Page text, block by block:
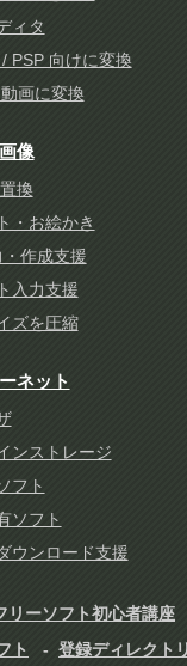
ィタ
PSP 向けに変換
画に変換
像
換
・お絵かき
・作成支援
入力支援
ズを圧縮
ネット
ンストレージ
フト
ソフト
ウンロード支援
リーソフト初心者講座
ト
登録ディレクト